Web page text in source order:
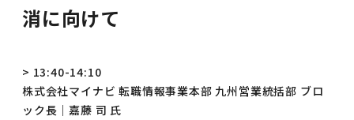
消に向けて
> 13:40-14:10
株式会社マイナビ 転職情報事業本部 九州営業統括部 ブロ
ック長｜嘉藤 司 氏